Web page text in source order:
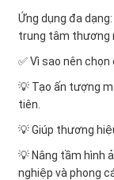
Ứng dụng đa
trung tâm thương
✅ Vì sao nên
💡 Tạo ấn tượng
tiên.
💡 Giúp thương
💡 Nâng tầm hình
nghiệp và phong